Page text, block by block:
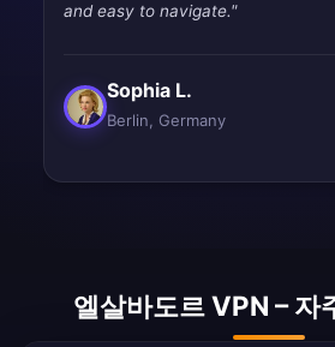
and easy to navigate."
Sophia L.
Berlin, Germany
엘살바도르 VPN – 자